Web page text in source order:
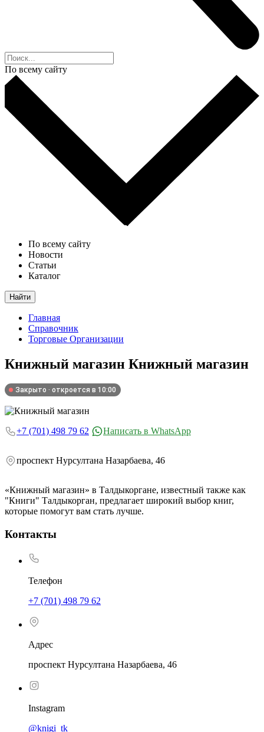
По всему сайту
По всему сайту
Новости
Статьи
Каталог
Найти
Главная
Справочник
Торговые Организации
Книжный магазин Книжный магазин
Закрыто · откроется в 10:00
+7 (701) 498 79 62 Написать в WhatsApp
проспект Нурсултана Назарбаева, 46
«Книжный магазин» в Талдыкоргане, известный также как
"Книги" Талдыкорган, предлагает широкий выбор книг,
которые помогут вам стать лучше.
Контакты
Телефон
+7 (701) 498 79 62
Адрес
проспект Нурсултана Назарбаева, 46
Instagram
@knigi_tk